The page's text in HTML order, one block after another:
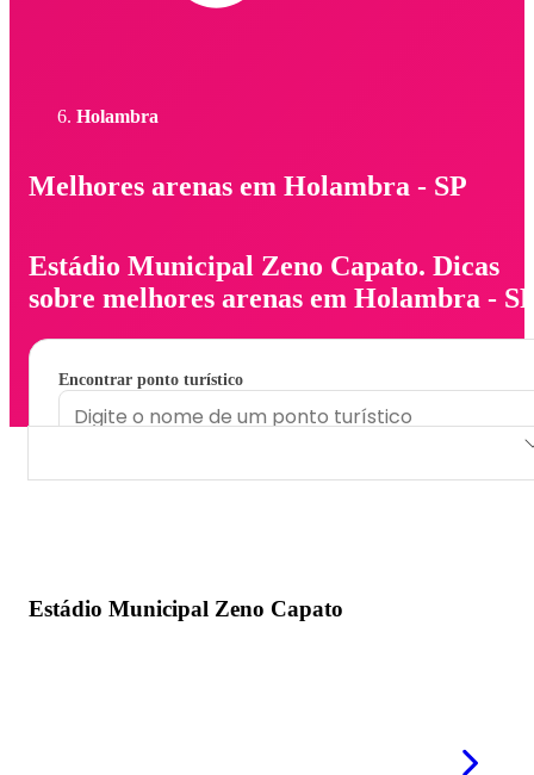
Holambra
Melhores arenas em Holambra - SP
Estádio Municipal Zeno Capato. Dicas
sobre melhores arenas em Holambra -
Encontrar ponto turístico
Estádio Municipal Zeno Capato